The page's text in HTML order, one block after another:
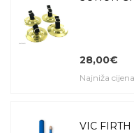
28,00€
Najniža
VIC